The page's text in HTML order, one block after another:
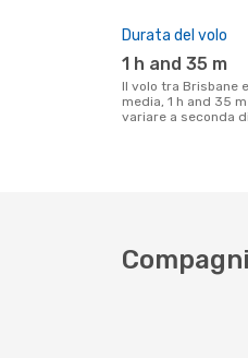
Durata del volo
1 h and 35 m
Il volo tra Brisbane e Sydney dura, in
media, 1 h and 35
variare a seconda